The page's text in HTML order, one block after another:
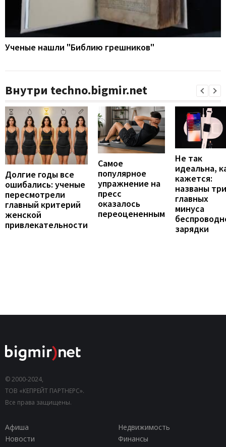
Ученые нашли "Библию грешников"
Внутри techno.bigmir.net
Долгие годы все
ошибались: ученые
пересмотрели
главный критерий
женской
привлекательности
Самое
популярное
упражнение на
пресс
оказалось
переоцененным
Не так
идеальна,
кажется:
названы три
главных
минуса
зарядки
© 2000-2024,
ТОВ «КЕПРЕЙТ ПАРТНЕРС».
Все права защищены.
Афиша
Недвижимость
Новости
Финансы